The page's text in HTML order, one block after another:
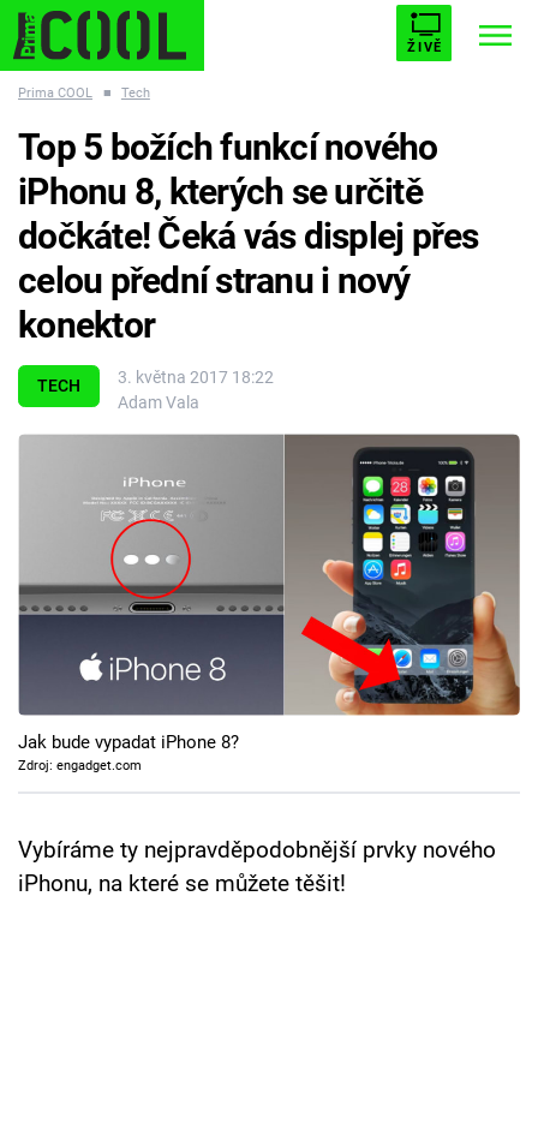
ŽIVĚ
ESCAPE PLNEJ KOTEL AVENGERS 5
Témata
Filmy
Seriály
Cool Esport
Pořady
TV Program
Sledujte prima+
Prima COOL ■ Tech
TECH
3. května 2017 18:22
Adam Vala
Top 5 božích funkcí nového
iPhonu 8, kterých se určitě
dočkáte! Čeká vás displej přes
celou přední stranu i nový
konektor
Jak bude vypadat iPhone 8?
Zdroj: engadget.com
Vybíráme ty nejpravděpodobnější prvky nového
iPhonu, na které se můžete těšit!